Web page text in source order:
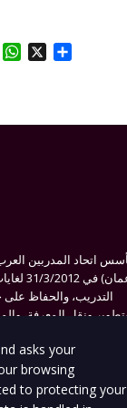
LinkedInWhatsApp
اتحاد المدربين
(عمان)
التدريب، والحفاظ على
ونقل المعرفة،
والتنظيمي وتحسين
asks your
browsing
to protecting your